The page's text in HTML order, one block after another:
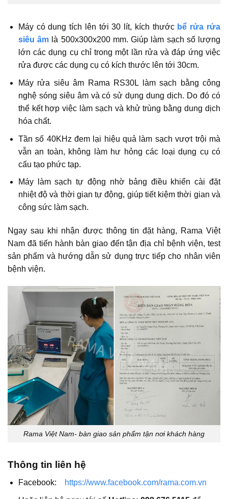
Máy có dung tích lên tới 30 lít, kích thước bể rửa rửa
siêu âm là 500x300x200 mm. Giúp làm sạch số lượng
lớn các dụng cụ chỉ trong một lần rửa và đáp ứng việc
rửa được các dụng cụ có kích thước lên tới 30cm.
Máy rửa siêu âm Rama RS30L làm sạch bằng công
nghệ sóng siêu âm và có sử dụng dung dịch. Do đó có
thể kết hợp việc làm sạch và khử trùng bằng dung dịch
hóa chất.
Tần số 40KHz đem lại hiệu quả làm sạch vượt trội mà
vẫn an toàn, không làm hư hỏng các loại dụng cụ có
cấu tạo phức tạp.
Máy làm sạch tự động nhờ bảng điều khiển cài đặt
nhiệt độ và thời gian tự động, giúp tiết kiệm thời gian và
công sức làm sạch.
Ngay sau khi nhận được thông tin đặt hàng, Rama Việt
Nam đã tiến hành bàn giao đến tận địa chỉ bệnh viện, test
sản phẩm và hướng dẫn sử dụng trực tiếp cho nhân viên
bệnh viện.
Rama Việt Nam- bàn giao sản phẩm tận nơi khách hàng
Thông tin liên hệ
Facebook: https://www.facebook.com/rama.com.vn